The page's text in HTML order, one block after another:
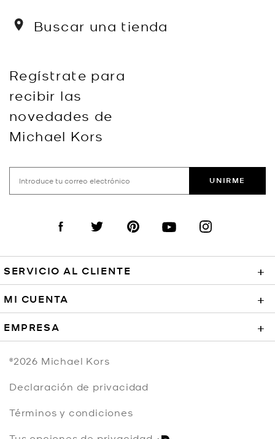
Buscar una tienda
Regístrate para
recibir las
novedades de
Michael Kors
UNIRME
Visit us on Facebook
Visit us on TwitterVisit us on PinterestVisit us on YouTube
Visit us on
SERVICIO AL CLIENTE +
MI CUENTA +
EMPRESA +
©2026 Michael Kors
Declaración de privacidad
Términos y condiciones